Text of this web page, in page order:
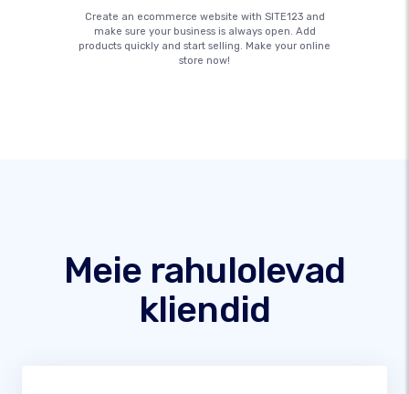
Create an ecommerce website with SITE123 and
make sure your business is always open. Add
products quickly and start selling. Make your online
store now!
Meie rahulolevad
kliendid